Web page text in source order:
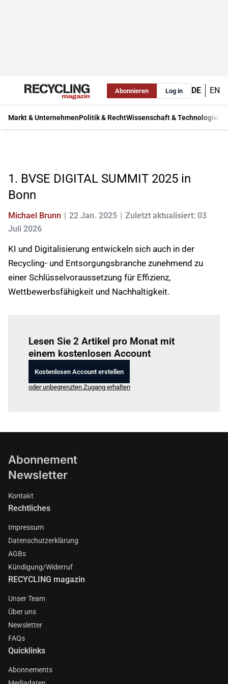
Abonnieren Log in DE EN
Markt & UnternehmenPolitik & RechtWissenschaft & Technologie
1. BVSE DIGITAL SUMMIT 2025 in
Bonn
Michael Brunn 22 Jan. 2025
Zuletzt aktualisiert: 03
Juli 2026
KI und Digitalisierung entwickeln sich auch in der
Recycling- und Entsorgungsbranche zunehmend zu
einer Schlüsselvoraussetzung für Effizienz,
Wettbewerbsfähigkeit und Nachhaltigkeit.
Lesen Sie 2 Artikel pro Monat mit
einem kostenlosen Account
Kostenlosen Account erstellen
oder unbegrenzten Zugang erhalten
Abonnement
Newsletter
Kontakt
Rechtliches
Impressum
Datenschutzerklärung
AGBs
Kündigung/Widerruf
RECYCLING magazin
Unser Team
Über uns
Newsletter
FAQs
Quicklinks
Abonnements